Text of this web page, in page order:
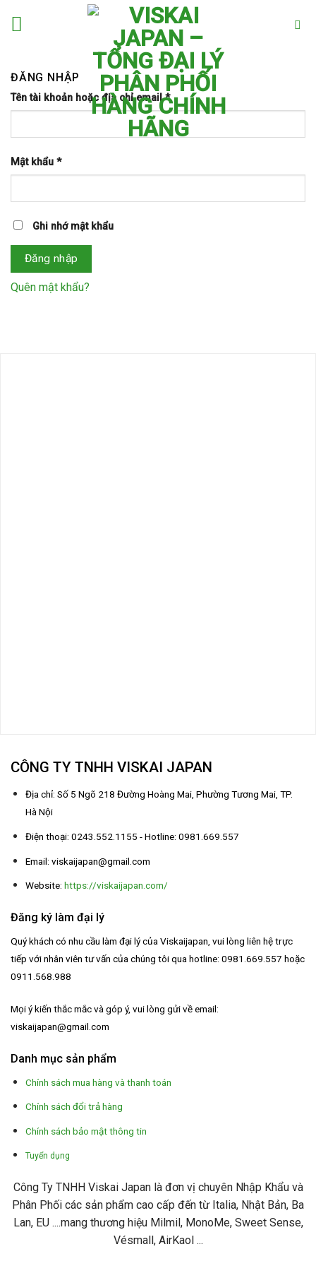
ĐĂNG NHẬP
Tên tài khoản hoặc địa chỉ email*
Mật khẩu *
Ghi nhớ mật khẩu
Đăng nhập
Quên mật khẩu?
CÔNG TY TNHH VISKAI JAPAN
Địa chỉ: Số 5 Ngõ 218 Đường Hoàng Mai, Phường Tương Mai, TP.
Hà Nội
Điện thoại: 0243.552.1155 - Hotline: 0981.669.557
Email: viskaijapan@gmail.com
Website: https://viskaijapan.com/
Đăng ký làm đại lý
Quý khách có nhu cầu làm đại lý của Viskaijapan, vui lòng liên hệ trực
tiếp với nhân viên tư vấn của chúng tôi qua hotline: 0981.669.557 hoặc
0911.568.988
Mọi ý kiến thắc mắc và góp ý, vui lòng gửi về email:
viskaijapan@gmail.com
Danh mục sản phẩm
Chính sách mua hàng và thanh toán
Chính sách đổi trả hàng
Chính sách bảo mật thông tin
Tuyển dụng
Công Ty TNHH Viskai Japan là đơn vị chuyên Nhập Khẩu và
Phân Phối các sản phẩm cao cấp đến từ Italia, Nhật Bản, Ba
Lan, EU ....mang thương hiệu Milmil, MonoMe, Sweet Sense,
Vésmall, AirKaol ...